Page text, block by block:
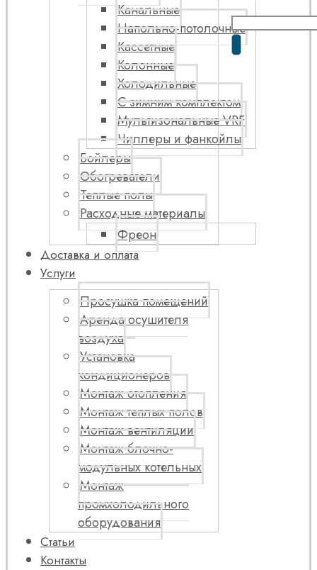
Канальные
Напольно-потолочные
Кассетные
Колонные
Холодильные
С зимним комплектом
Мультизональные VRF
Чиллеры и фанкойлы
Бойлеры
Обогреватели
Теплые полы
Расходные материалы
Фреон
Доставка и оплата
Услуги
Просушка помещений
Аренда осушителя
воздуха
Установка
кондиционеров
Монтаж отопления
Монтаж теплых полов
Монтаж вентиляции
Монтаж блочно-
модульных котельных
Монтаж
промхолодильного
оборудования
Статьи
Контакты